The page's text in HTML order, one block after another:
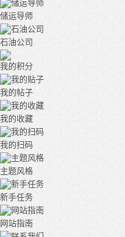
储运导师
石油公司
我的积分
我的帖子
我的收藏
我的扫码
主题风格
新手任务
网站指南